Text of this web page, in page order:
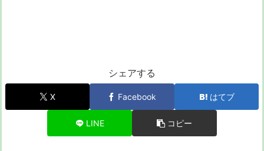
シェアする
X Facebook はてブ
LINE コピー